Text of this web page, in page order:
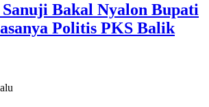
Bakal Nyalon Bupati
Politis PKS Balik